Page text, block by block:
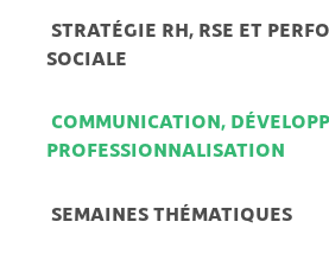
STRATÉGIE RH, RSE ET
COMMUNICATION,
SEMAINES THÉMATIQUES